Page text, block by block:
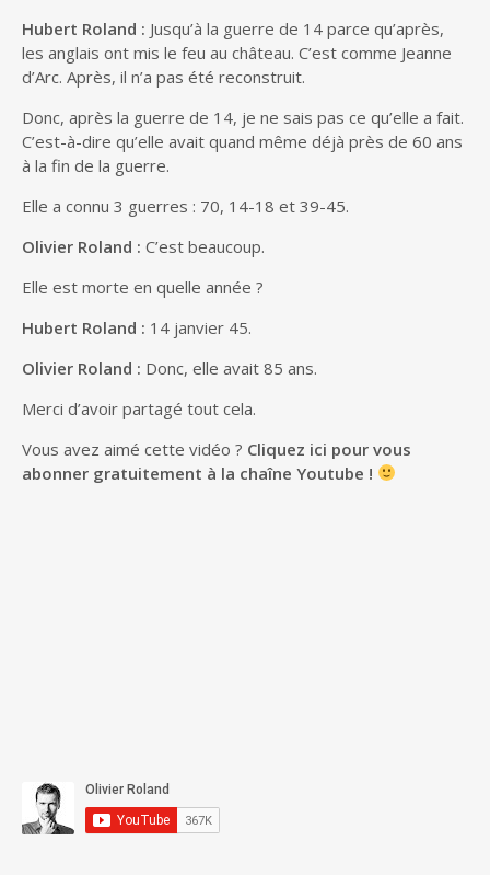
Hubert Roland : Jusqu’à la guerre de 14 parce qu’après,
les anglais ont mis le feu au château. C’est comme Jeanne
d’Arc. Après, il n’a pas été reconstruit.
Donc, après la guerre de 14, je ne sais pas ce qu’elle a fait.
C’est-à-dire qu’elle avait quand même déjà près de 60 ans
à la fin de la guerre.
Elle a connu 3 guerres : 70, 14-18 et 39-45.
Olivier Roland : C’est beaucoup.
Elle est morte en quelle année ?
Hubert Roland : 14 janvier 45.
Olivier Roland : Donc, elle avait 85 ans.
Merci d’avoir partagé tout cela.
Vous avez aimé cette vidéo ? Cliquez ici pour vous
abonner gratuitement à la chaîne Youtube !